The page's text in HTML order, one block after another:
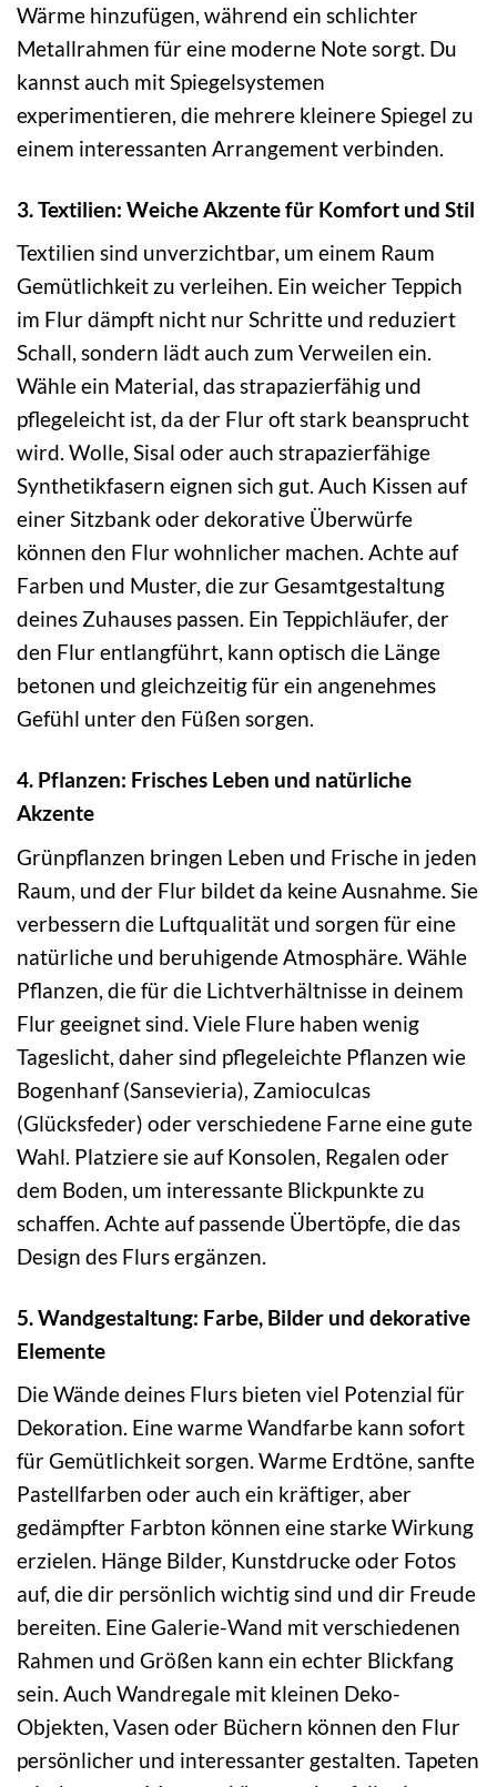
Wärme hinzufügen, während ein schlichter
Metallrahmen für eine moderne Note sorgt. Du
kannst auch mit Spiegelsystemen
experimentieren, die mehrere kleinere Spiegel zu
einem interessanten Arrangement verbinden.
3. Textilien: Weiche Akzente für Komfort und Stil
Textilien sind unverzichtbar, um einem Raum
Gemütlichkeit zu verleihen. Ein weicher Teppich
im Flur dämpft nicht nur Schritte und reduziert
Schall, sondern lädt auch zum Verweilen ein.
Wähle ein Material, das strapazierfähig und
pflegeleicht ist, da der Flur oft stark beansprucht
wird. Wolle, Sisal oder auch strapazierfähige
Synthetikfasern eignen sich gut. Auch Kissen auf
einer Sitzbank oder dekorative Überwürfe
können den Flur wohnlicher machen. Achte auf
Farben und Muster, die zur Gesamtgestaltung
deines Zuhauses passen. Ein Teppichläufer, der
den Flur entlangführt, kann optisch die Länge
betonen und gleichzeitig für ein angenehmes
Gefühl unter den Füßen sorgen.
4. Pflanzen: Frisches Leben und natürliche
Akzente
Grünpflanzen bringen Leben und Frische in jeden
Raum, und der Flur bildet da keine Ausnahme. Sie
verbessern die Luftqualität und sorgen für eine
natürliche und beruhigende Atmosphäre. Wähle
Pflanzen, die für die Lichtverhältnisse in deinem
Flur geeignet sind. Viele Flure haben wenig
Tageslicht, daher sind pflegeleichte Pflanzen wie
Bogenhanf (Sansevieria), Zamioculcas
(Glücksfeder) oder verschiedene Farne eine gute
Wahl. Platziere sie auf Konsolen, Regalen oder
dem Boden, um interessante Blickpunkte zu
schaffen. Achte auf passende Übertöpfe, die das
Design des Flurs ergänzen.
5. Wandgestaltung: Farbe, Bilder und dekorative
Elemente
Die Wände deines Flurs bieten viel Potenzial für
Dekoration. Eine warme Wandfarbe kann sofort
für Gemütlichkeit sorgen. Warme Erdtöne, sanfte
Pastellfarben oder auch ein kräftiger, aber
gedämpfter Farbton können eine starke Wirkung
erzielen. Hänge Bilder, Kunstdrucke oder Fotos
auf, die dir persönlich wichtig sind und dir Freude
bereiten. Eine Galerie-Wand mit verschiedenen
Rahmen und Größen kann ein echter Blickfang
sein. Auch Wandregale mit kleinen Deko-
Objekten, Vasen oder Büchern können den Flur
persönlicher und interessanter gestalten. Tapeten